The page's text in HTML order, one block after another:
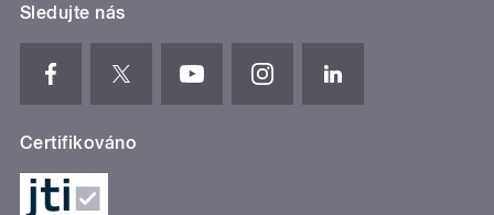
Sledujte nás
Certifikováno